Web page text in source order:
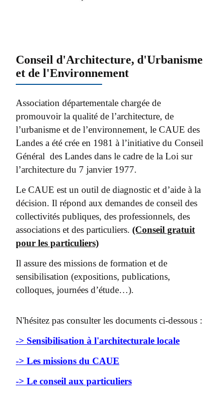
Conseil d'Architecture, d'Urbanisme
et de l'Environnement
Association départementale chargée de
promouvoir la qualité de l’architecture, de
l’urbanisme et de l’environnement, le CAUE des
Landes a été crée en 1981 à l’initiative du Conseil
Général des Landes dans le cadre de la Loi sur
l’architecture du 7 janvier 1977.
Le CAUE est un outil de diagnostic et d’aide à la
décision. Il répond aux demandes de conseil des
collectivités publiques, des professionnels, des
associations et des particuliers. (Conseil gratuit
pour les particuliers)
Il assure des missions de formation et de
sensibilisation (expositions, publications,
colloques, journées d’étude…).
N'hésitez pas consulter les documents ci-dessous :
-> Sensibilisation à l'architecturale locale
-> Les missions du CAUE
-> Le conseil aux particuliers